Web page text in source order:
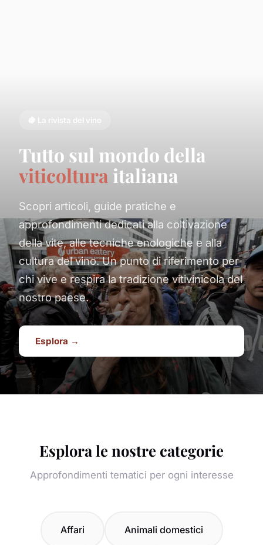
🍇 La rivista del vino
Tutto sul mondo della
viticoltura italiana
Scopri articoli, guide pratiche e
approfondimenti dedicati alla coltivazione
della vite, alle tecniche enologiche e alla
cultura del vino. Un punto di riferimento per
chi vive e respira la tradizione vitivinicola del
nostro paese.
Esplora →
Esplora le nostre categorie
Approfondimenti tematici per ogni interesse
Affari Animali domestici